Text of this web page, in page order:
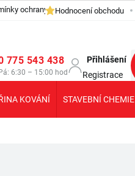
ochrany osobních údajů GDPR
Hodnocení obchodu
775 543 438
6:30 – 15:00 hod
Přihlášení
Registrace
KOVÁNÍ STAVEBNÍ CHEMIE